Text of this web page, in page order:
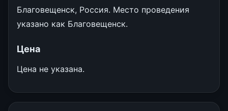
Благовещенск, Россия. Место проведения
указано как Благовещенск.
Цена
Цена не указана.